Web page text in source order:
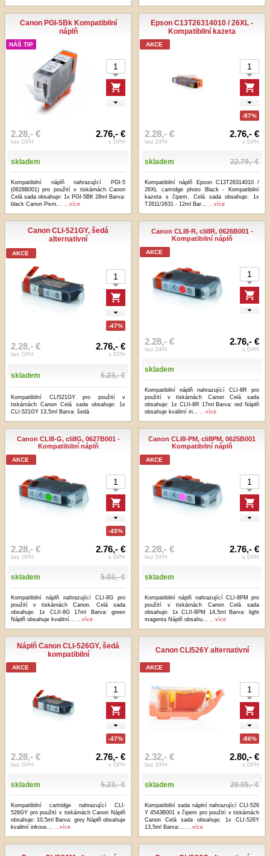
Canon PGI-5Bk Kompatibilní
náplň
NÁŠ TIP
2.28,- €
bez DPH
2.76,- €
s DPH
skladem
Kompatibilní náplň nahrazující PGI-5
(0628B001) pro použití v tiskárnách Canon
Celá sada obsahuje: 1x PGI-5BK 28ml Barva:
black Canon Pixm...
...více
Epson C13T26314010 / 26XL -
Kompatibilní kazeta
AKCE
-87%
2.28,- €
bez DPH
2.76,- €
s DPH
skladem 22.79,- €
Kompatibilní náplň Epson C13T26314010 /
26XL cartridge photo Black - Kompatibilní
kazeta s čipem. Celá sada obsahuje: 1x
T2611/2631 - 12ml Bar...
...více
Canon CLI-521GY, šedá
alternativní
AKCE
-47%
2.28,- €
bez DPH
2.76,- €
s DPH
skladem 5.23,- €
Kompatibilní CLI521GY pro použití v
tiskárnách Canon Celá sada obsahuje: 1x
CLI-521GY 13,5ml Barva: šedá
Canon CLI8-R, cli8R, 0626B001 -
Kompatibilní náplň
AKCE
2.28,- €
bez DPH
2.76,- €
s DPH
skladem
Kompatibilní náplň nahrazující CLI-8R pro
použití v tiskárnách Canon Celá sada
obsahuje: 1x CLII-8R 17ml Barva: red Náplň
obsahuje kvalitní in...
...více
Canon CLI8-G, cli8G, 0627B001 -
Kompatibilní náplň
AKCE
-45%
2.28,- €
bez DPH
2.76,- €
s DPH
skladem 5.03,- €
Kompatibilní náplň nahrazující CLI-8G pro
použití v tiskárnách Canon. Celá sada
obsahuje: 1x CLII-8G 17ml Barva: green
Náplň obsahuje kvalitní...
...více
Canon CLI8-PM, cli8PM, 0625B001
Kompatibilní náplň
AKCE
2.28,- €
bez DPH
2.76,- €
s DPH
skladem
Kompatibilní náplň nahrazující CLI-8PM pro
použití v tiskárnách Canon Celá sada
obsahuje: 1x CLII-8PM 14,5ml Barva: light
magenta Náplň obsahu...
...více
Náplň Canon CLI-526GY, šedá
kompatibilní
AKCE
-47%
2.28,- €
bez DPH
2.76,- €
s DPH
skladem 5.23,- €
Kompatibilní cartridge nahrazující CLI-
526GY pro použití v tiskárnách Canon Náplň
obsahuje: 10,5ml Barva: grey Náplň obsahuje
kvalitní inkous...
...více
Canon CLI526Y alternativní
AKCE
-86%
2.32,- €
bez DPH
2.80,- €
s DPH
skladem 20.05,- €
Kompatibilní sada náplní nahrazující CLI-526
Y 4543B001 s čipem pro použití v tiskárnách
Canon Celá sada obsahuje: 1x CLI-526Y
13,5ml Barva:...
...více